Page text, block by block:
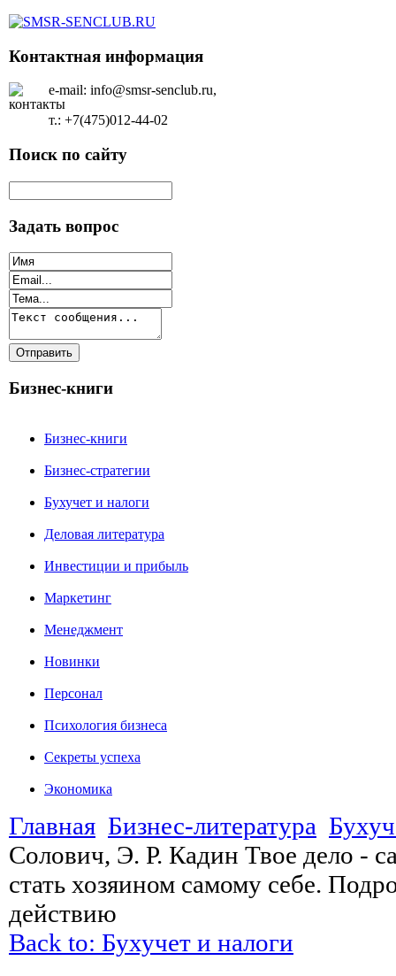
Контактная информация
e-mail: info@smsr-senclub.ru,
т.: +7(475)012-44-02
Поиск по сайту
Задать вопрос
Бизнес-книги
Бизнес-книги
Бизнес-стратегии
Бухучет и налоги
Деловая литература
Инвестиции и прибыль
Маркетинг
Менеджмент
Новинки
Персонал
Психология бизнеса
Секреты успеха
Экономика
Главная Бизнес-литература
Солович, Э. Р. Кадин Твое дело -
стать хозяином самому себе.
действию
Back to: Бухучет и налоги